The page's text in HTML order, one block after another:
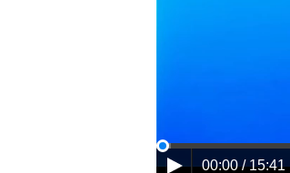
00:00 / 15:41